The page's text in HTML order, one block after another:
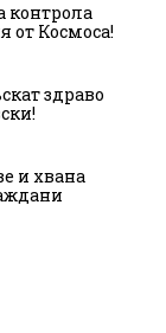
контрола
от Космоса!
здраво
и хвана